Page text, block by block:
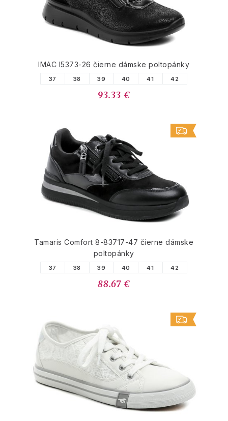
IMAC I5373-26 čierne dámske poltopánky
37 38 39 40 41 42
93.33 €
Tamaris Comfort 8-83717-47 čierne dámske
poltopánky
37 38 39 40 41 42
88.67 €